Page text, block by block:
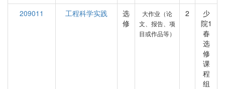
209011
工程科学实践
选
修
大作业（论
文、报告、项
目或作品等）
2
少
院1
春
选
修
课
程
组